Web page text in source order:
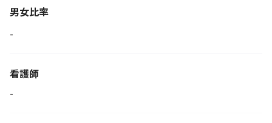
男女比率
-
看護師
-